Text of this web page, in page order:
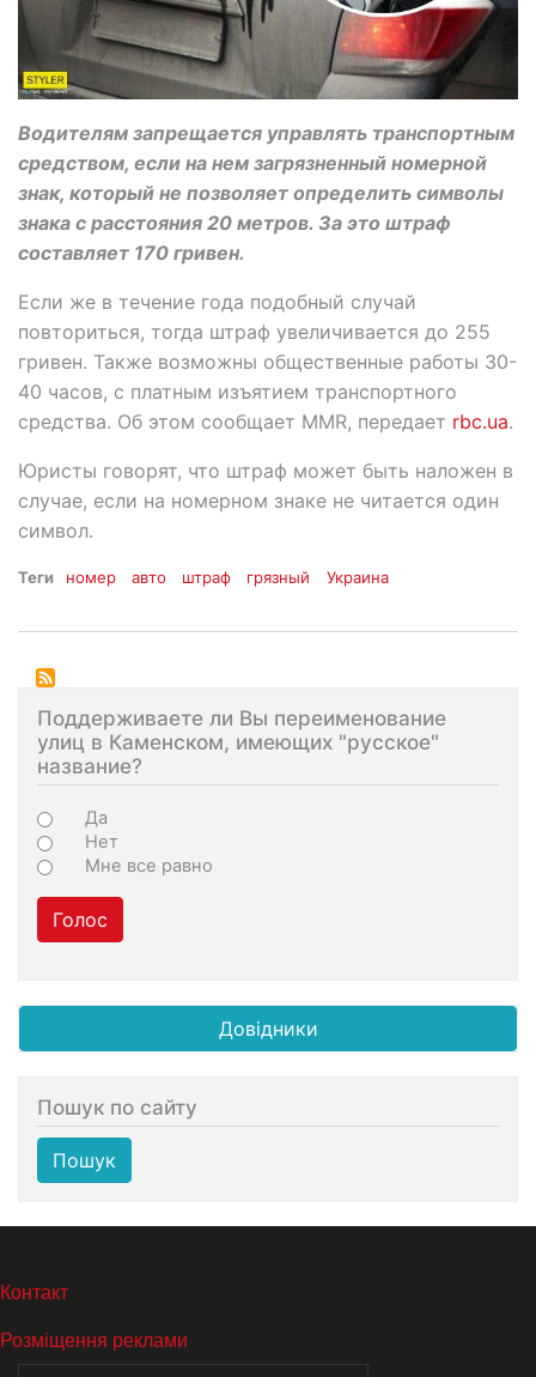
Водителям запрещается управлять транспортным
средством, если на нем загрязненный номерной
знак, который не позволяет определить символы
знака с расстояния 20 метров. За это штраф
составляет 170 гривен.
Если же в течение года подобный случай
повториться, тогда штраф увеличивается до 255
гривен. Также возможны общественные работы 30-
40 часов, с платным изъятием транспортного
средства. Об этом сообщает MMR, передает rbc.ua.
Юристы говорят, что штраф может быть наложен в
случае, если на номерном знаке не читается один
символ.
Теги номер авто штраф грязный Украина
Поддерживаете ли Вы переименование
улиц в Каменском, имеющих "русское"
название?
Choices
Да
Нет
Мне все равно
Голос
Довідники
Пошук по сайту
Пошук
МЕНЮ В ПОДВАЛЕ
Контакт
Розміщення реклами